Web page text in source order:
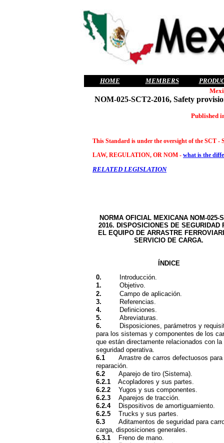
HOME MEMBERS
NOM-025-SCT2-2016, Safety
Published
This Standard is under the oversight of the SCT
LAW, REGULATION, OR NOM - what is the
RELATED LEGISLATION
NORMA OFICIAL MEXICANA NOM-025-
2016. DISPOSICIONES DE SEGURIDAD
EL EQUIPO DE ARRASTRE
SERVICIO DE CARGA.
ÍNDICE
0.
Introducción.
1.Objetivo.
2.Campo de aplicación.
3.
Referencias.
4.
Definiciones.
5.Abreviaturas.
6.
Disposiciones, parámetros y
para los sistemas y componentes de los
que están directamente relacionados con la
seguridad operativa.
6.1 Arrastre de carros defectuosos para
reparación.
6.2 Aparejo de tiro (Sistema).
6.2.1 Acopladores y sus partes.
6.2.2Yugos y sus componentes.
6.2.3Aparejos de tracción.
6.2.4Dispositivos de amortiguamiento.
6.2.5Trucks y sus partes.
6.3 Aditamentos de seguridad para
carga, disposiciones generales.
6.3.1 Freno de mano.